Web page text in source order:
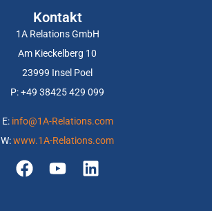
Kontakt
1A Relations GmbH
Am Kieckelberg 10
23999 Insel Poel
P: +49 38425 429 099
E: info@1A-Relations.com
W:www.1A-Relations.com